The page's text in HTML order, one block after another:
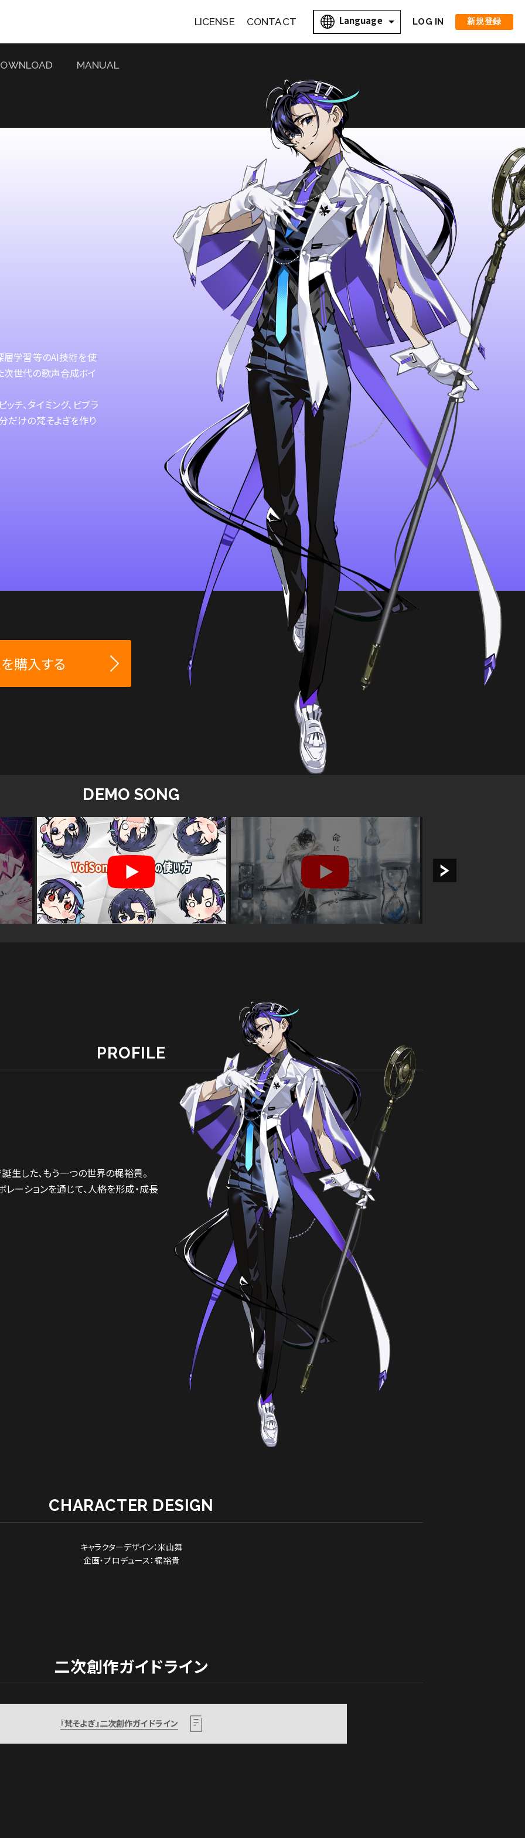
LICENSE CONTACT Language LOG IN 新規登録
MANUAL
層学習等のAI技術を使
次世代の歌声合成ボイ
チ、タイミング、ビブラ
だけの梵そよぎを作り
購入する
DEMO SONG
PROFILE
誕生した、もう一つの世界の梶裕貴。
ーションを通じて、人格を形成・成長
CHARACTER DESIGN
キャラクターデザイン：米山舞
企画・プロデュース：梶裕貴
二次創作ガイドライン
『梵そよぎ』二次創作ガイドライン